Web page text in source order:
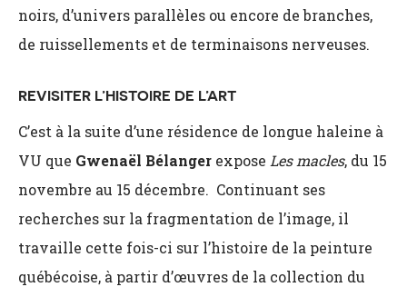
noirs, d’univers parallèles ou encore de branches,
de ruissellements et de terminaisons nerveuses.
REVISITER L’HISTOIRE DE L’ART
C’est à la suite d’une résidence de longue haleine à
VU que Gwenaël Bélanger expose Les macles, du 15
novembre au 15 décembre. Continuant ses
recherches sur la fragmentation de l’image, il
travaille cette fois-ci sur l’histoire de la peinture
québécoise, à partir d’œuvres de la collection du